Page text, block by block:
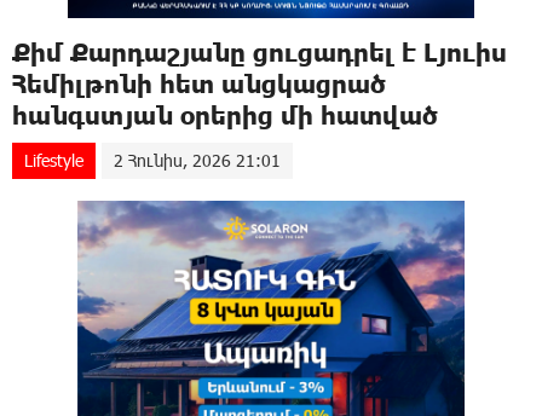
Քիմ Քարդաշյանը ցուցադրել է Լյուիս
Հեմիլթոնի հետ անցկացրած
հանգստյան օրերից մի հատված
Lifestyle 2 Հունիս, 2026 21:01